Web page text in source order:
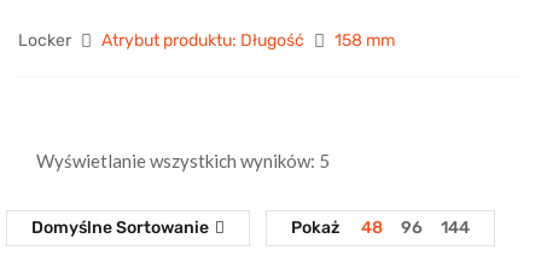
Locker Atrybut produktu: Długość 158 mm
Wyświetlanie wszystkich wyników: 5
Domyślne Sortowanie Pokaż 48 96 144